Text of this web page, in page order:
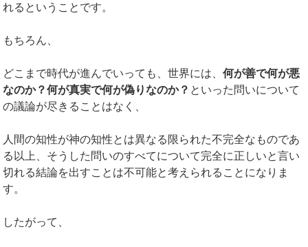
れるということです。
もちろん、
どこまで時代が進んでいっても、世界には、何が善で何が悪
なのか？何が真実で何が偽りなのか？ といった問いについて
の議論が尽きることはなく、
人間の知性が神の知性とは異なる限られた不完全なものであ
る以上、そうした問いのすべてについて完全に正しいと言い
切れる結論を出すことは不可能と考えられることになりま
す。
したがって、